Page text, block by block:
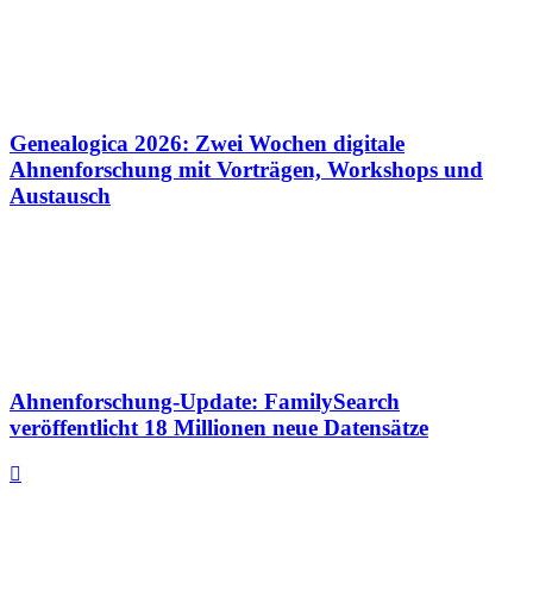
Genealogica 2026: Zwei Wochen digitale
Ahnenforschung mit Vorträgen, Workshops und
Austausch
Ahnenforschung-Update: FamilySearch
veröffentlicht 18 Millionen neue Datensätze